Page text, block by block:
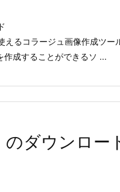
えるコラージュ画像作成ツ
作成することができるソ ...
ダウンロー